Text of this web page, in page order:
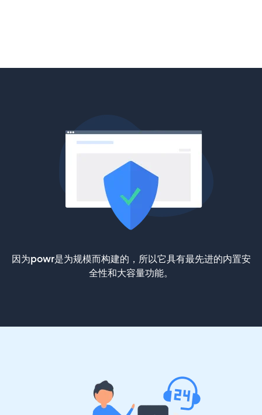
因为powr是为规模而构建的，所以它具有最先进的内置安
全性和大容量功能。